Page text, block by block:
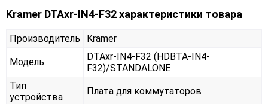
Kramer DTAxr-IN4-F32 характеристики товара
Производитель Kramer
Модель
DTAxr-IN4-F32 (HDBTA-IN4-
F32)/STANDALONE
Тип
устройства
Плата для коммутаторов